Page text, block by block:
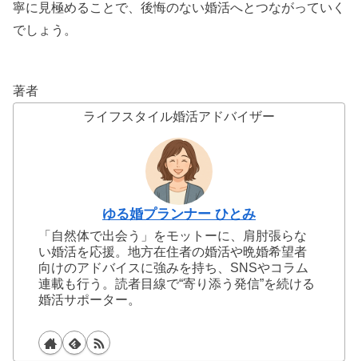
寧に見極めることで、後悔のない婚活へとつながっていく
でしょう。
著者
ライフスタイル婚活アドバイザー
ゆる婚プランナー ひとみ
「自然体で出会う」をモットーに、肩肘張らな
い婚活を応援。地方在住者の婚活や晩婚希望者
向けのアドバイスに強みを持ち、SNSやコラム
連載も行う。読者目線で“寄り添う発信”を続ける
婚活サポーター。